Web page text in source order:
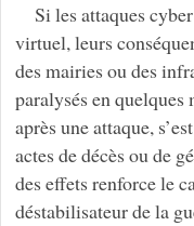
Si les attaques
virtuel, leurs
des mairies ou des
paralysés en
après une attaque,
actes de décès ou de
des effets renforce le
déstabilisateur de la